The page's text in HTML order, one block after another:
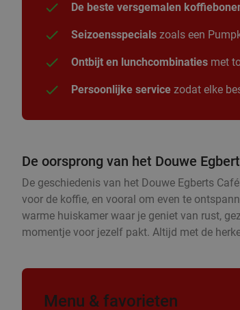
De beste versgemalen
Seizoensspecials zoals een
Ontbijt en lunchcombinaties met
Persoonlijke service zodat elke
De oorsprong van het Douwe
De geschiedenis van het Douwe Egberts
voor de koffie, en vooral om even te
warme huiskamer waar je geniet van rust,
momentje voor jezelf pakt. Altijd met de
Menu & favorieten